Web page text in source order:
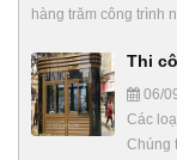
hàng trăm công trình
Thi
06/
Các
Chúng